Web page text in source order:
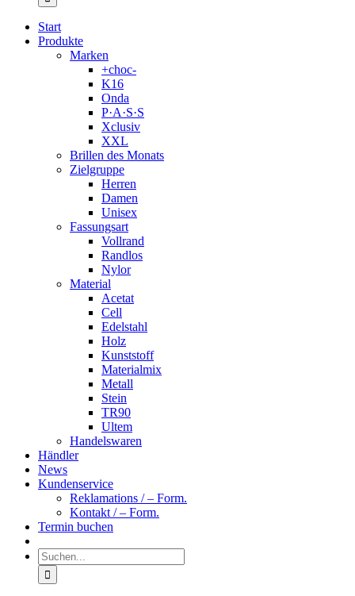
Start
Produkte
Marken
+choc-
K16
Onda
P·A·S·S
Xclusiv
XXL
Brillen des Monats
Zielgruppe
Herren
Damen
Unisex
Fassungsart
Vollrand
Randlos
Nylor
Material
Acetat
Cell
Edelstahl
Holz
Kunststoff
Materialmix
Metall
Stein
TR90
Ultem
Handelswaren
Händler
News
Kundenservice
Reklamations / – Form.
Kontakt / – Form.
Termin buchen
Suche
nach: